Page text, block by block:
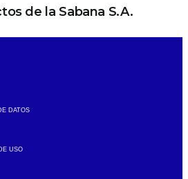
de la Sabana S.A.
DATOS
USO